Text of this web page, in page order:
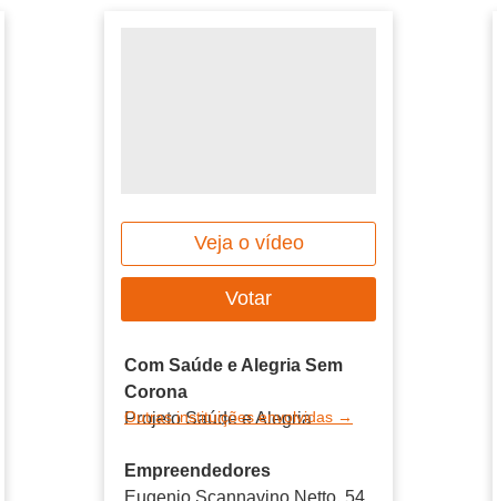
Com Saúde e Alegria Sem
Corona
Projeto Saúde e Alegria
Veja o vídeo
Votar
Empreendedores
Eugenio Scannavino Netto, 54
Outras instituições envolvidas →